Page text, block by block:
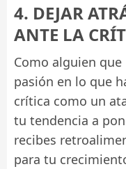
4. DEJAR
ANTE LA
Como alguien
pasión en lo que
crítica como un
tu tendencia a
recibes
para tu